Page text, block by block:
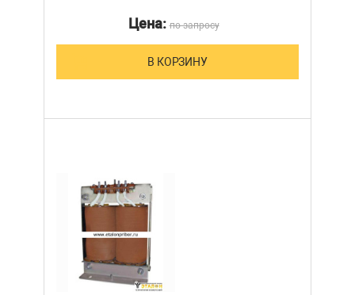
Цена:по запросу
В КОРЗИНУ